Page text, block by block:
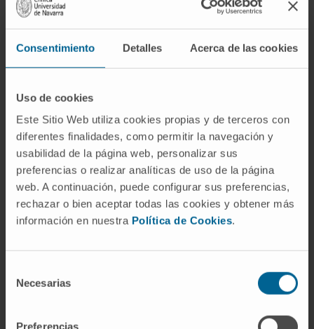
Consentimiento Detalles Acerca de las cookies
Uso de cookies
Este Sitio Web utiliza cookies propias y de terceros con
diferentes finalidades, como permitir la navegación y
usabilidad de la página web, personalizar sus
preferencias o realizar analíticas de uso de la página
web. A continuación, puede configurar sus preferencias,
rechazar o bien aceptar todas las cookies y obtener más
información en nuestra Política de Cookies.
Necesarias
Preferencias
está asociado con un desequilibrio en los
neurotransmisores dopamina y glutamato, lo
que puede causar alucinaciones, delirios y
otros síntomas psicóticos.
Se cree que el desequilibrio en los niveles
de serotonina está relacionado con el TOC,
un trastorno caracterizado por
pensamientos intrusivos y
comportamientos repetitivos.
Alzheimer:La pérdida de acetilcolina en el
cerebro está vinculada con la aparición de
caracteriza por deterioro cognitivo y